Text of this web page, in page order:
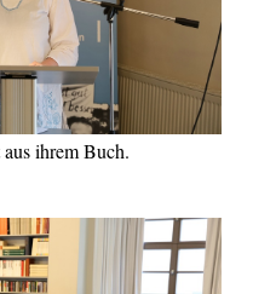
ihrem Buch.